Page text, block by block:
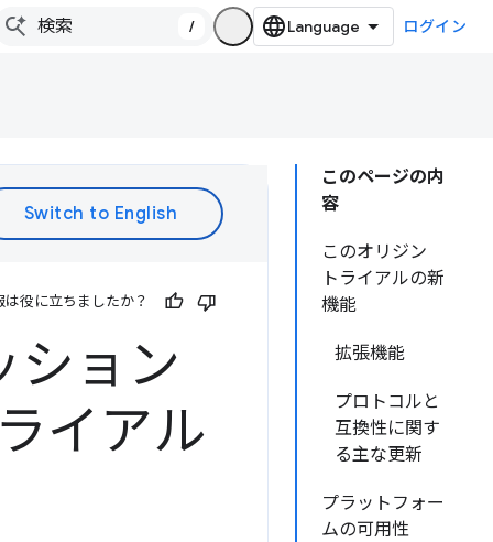
/ ログイン
このページの内
容
このオリジン
トライアルの新
機能
拡張機能
プロトコルと
互換性に関す
る主な更新
プラットフォー
ムの可用性
は役に立ちましたか？
ション
イアル